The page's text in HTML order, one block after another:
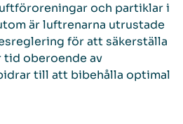
och partiklar i
är luftrenarna utrustade
för att säkerställa
tid oberoende av
till att bibehålla optimal